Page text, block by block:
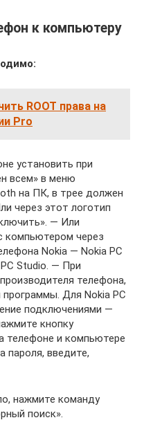
к компьютеру
ROOT права на
Pro
установить при
всем» в меню
на ПК, в трее должен
через этот логотип
— Или
компьютером через
Nokia — Nokia PC
Studio. — При
телефона,
Для Nokia PC
подключениями —
кнопку
телефоне и компьютере
пароля, введите,
нажмите команду
поиск».